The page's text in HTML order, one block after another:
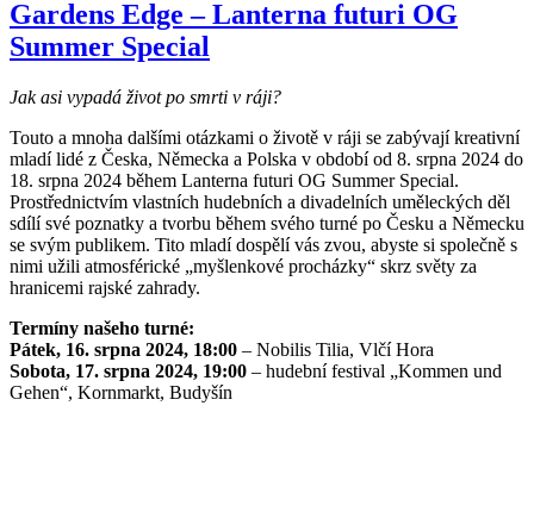
Gardens Edge – Lanterna futuri OG
Summer Special
Jak asi vypadá život po smrti v ráji?
Touto a mnoha dalšími otázkami o životě v ráji se zabývají kreativní
mladí lidé z Česka, Německa a Polska v období od 8. srpna 2024 do
18. srpna 2024 během Lanterna futuri OG Summer Special.
Prostřednictvím vlastních hudebních a divadelních uměleckých děl
sdílí své poznatky a tvorbu během svého turné po Česku a Německu
se svým publikem. Tito mladí dospělí vás zvou, abyste si společně s
nimi užili atmosférické „myšlenkové procházky“ skrz světy za
hranicemi rajské zahrady.
Termíny našeho turné:
Pátek, 16. srpna 2024, 18:00 – Nobilis Tilia, Vlčí Hora
Sobota, 17. srpna 2024, 19:00 – hudební festival „Kommen und
Gehen“, Kornmarkt, Budyšín